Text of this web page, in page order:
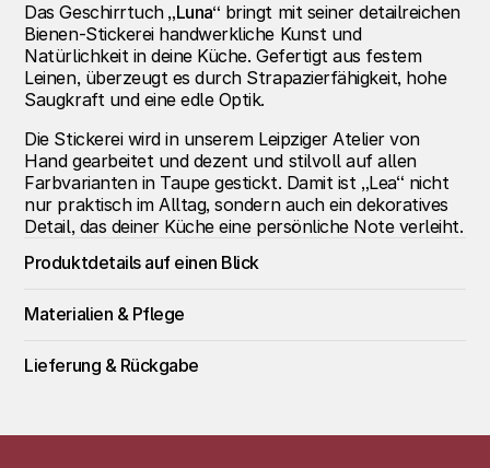
Das Geschirrtuch „Luna“ bringt mit seiner detailreichen
Bienen-Stickerei handwerkliche Kunst und
Natürlichkeit in deine Küche. Gefertigt aus festem
Leinen, überzeugt es durch Strapazierfähigkeit, hohe
Saugkraft und eine edle Optik.
Die Stickerei wird in unserem Leipziger Atelier von
Hand gearbeitet und dezent und stilvoll auf allen
Farbvarianten in Taupe gestickt. Damit ist „Lea“ nicht
nur praktisch im Alltag, sondern auch ein dekoratives
Detail, das deiner Küche eine persönliche Note verleiht.
Produktdetails auf einen Blick
Materialien & Pflege
Lieferung & Rückgabe